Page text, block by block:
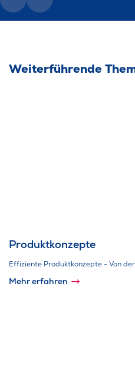
Weiterführende
Produktkonzepte
Effiziente Produktkonzepte - Von
Mehr erfahren